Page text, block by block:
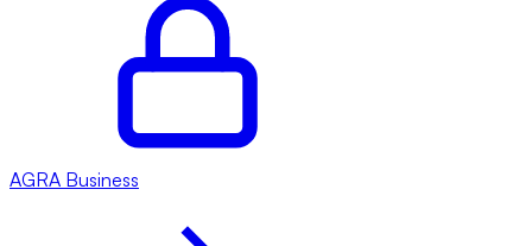
AGRA Business